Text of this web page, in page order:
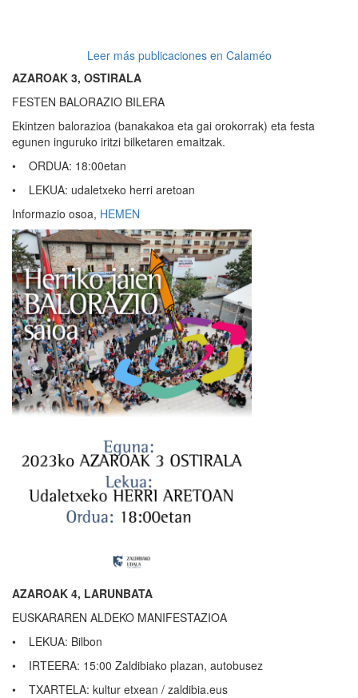
Leer más publicaciones en Calaméo
AZAROAK 3, OSTIRALA
FESTEN BALORAZIO BILERA
Ekintzen balorazioa (banakakoa eta gai orokorrak) eta festa
egunen inguruko iritzi bilketaren emaitzak.
• ORDUA: 18:00etan
• LEKUA: udaletxeko herri aretoan
Informazio osoa, HEMEN
AZAROAK 4, LARUNBATA
EUSKARAREN ALDEKO MANIFESTAZIOA
• LEKUA: Bilbon
• IRTEERA: 15:00 Zaldibiako plazan, autobusez
• TXARTELA: kultur etxean / zaldibia.eus